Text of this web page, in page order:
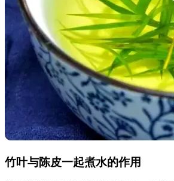
竹叶与陈皮一起煮水的作用